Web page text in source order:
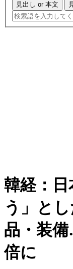
見出し or 本文
韓経：
う」と
品・装
倍に